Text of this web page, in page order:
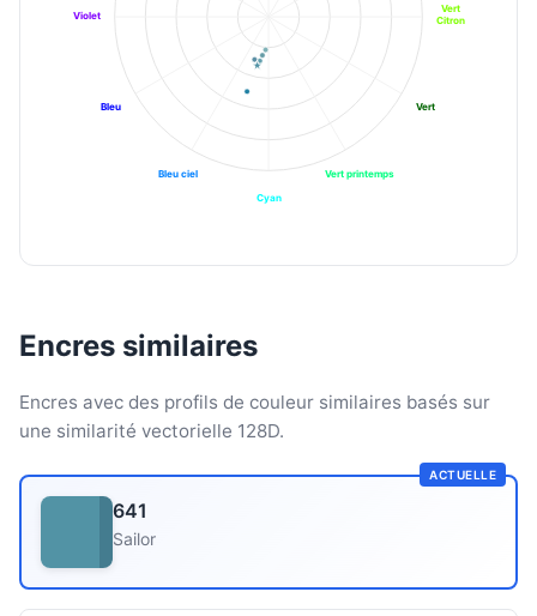
Vert
Citron
Vert
Vert printemps
Cyan
Bleu ciel
Bleu
Violet
Encres similaires
Encres avec des profils de couleur similaires basés sur
une similarité vectorielle 128D.
ACTUELLE
641
Sailor